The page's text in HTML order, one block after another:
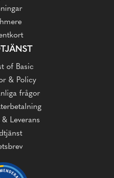
of Basic
& Policy
frågor
& Leverans